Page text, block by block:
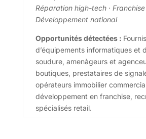
Réparation high-tech · Franchise
Développement national
Opportunités détectées :
d’équipements informatiques et
soudure, amenàgeurs et
boutiques, prestataires de
opérateurs immobilier
développement en franchise,
spécialisés retail.